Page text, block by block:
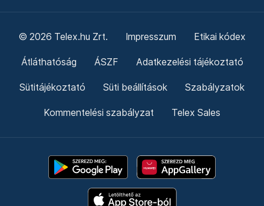
© 2026 Telex.hu Zrt. Impresszum Etikai kódex
Átláthatóság ÁSZF Adatkezelési tájékoztató
Sütitájékoztató Süti beállítások Szabályzatok
Kommentelési szabályzat Telex Sales